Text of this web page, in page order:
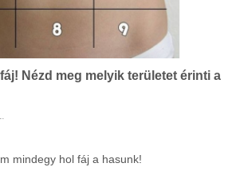
Nézd meg melyik területet érinti a